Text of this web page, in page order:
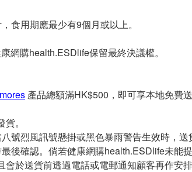
食用期應最少有9個月或以上。
網購health.ESDlife保留最終決議權。
產品總額滿HK$500，即可享本地免費
。
號烈風訊號懸掛或黑色暴雨警告生效時，送
後確認。倘若健康網購health.ESDlife未能
於送貨前透過電話或電郵通知顧客再作安排